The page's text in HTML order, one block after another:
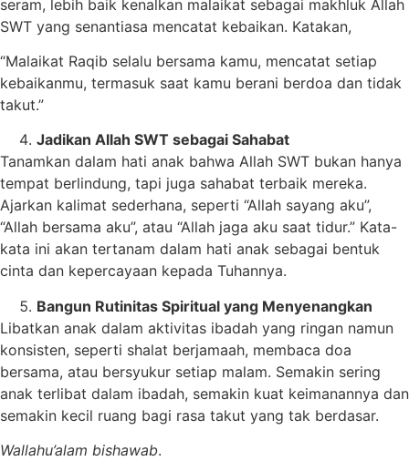
seram, lebih baik kenalkan malaikat sebagai makhluk Allah
SWT yang senantiasa mencatat kebaikan. Katakan,
“Malaikat Raqib selalu bersama kamu, mencatat setiap
kebaikanmu, termasuk saat kamu berani berdoa dan tidak
takut.”
Jadikan Allah SWT sebagai Sahabat
Tanamkan dalam hati anak bahwa Allah SWT bukan hanya
tempat berlindung, tapi juga sahabat terbaik mereka.
Ajarkan kalimat sederhana, seperti “Allah sayang aku”,
“Allah bersama aku”, atau “Allah jaga aku saat tidur.” Kata-
kata ini akan tertanam dalam hati anak sebagai bentuk
cinta dan kepercayaan kepada Tuhannya.
Bangun Rutinitas Spiritual yang Menyenangkan
Libatkan anak dalam aktivitas ibadah yang ringan namun
konsisten, seperti shalat berjamaah, membaca doa
bersama, atau bersyukur setiap malam. Semakin sering
anak terlibat dalam ibadah, semakin kuat keimanannya dan
semakin kecil ruang bagi rasa takut yang tak berdasar.
Wallahu’alam bishawab.